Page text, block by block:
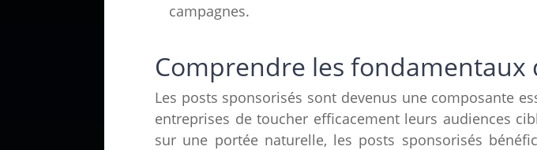
campagnes.
Comprendre les fondamentaux
Les posts sponsorisés sont devenus une composante
entreprises de toucher efficacement leurs audiences
sur une portée naturelle, les posts sponsorisés